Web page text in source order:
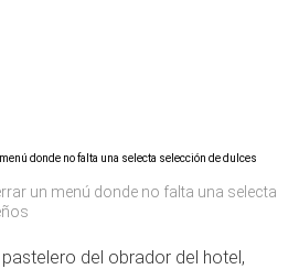
un menú donde no falta una selecta
del obrador del hotel,